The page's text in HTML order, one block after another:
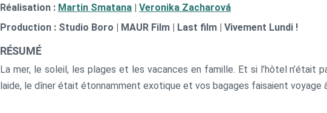
Réalisation : Martin Smatana | Veronika Zacharová
Production : Studio Boro | MAUR Film | Last film | Vivement Lundi !
RÉSUMÉ
La mer, le soleil, les plages et les vacances en famille. Et si l’hôtel n’était
laide, le dîner était étonnamment exotique et vos bagages faisaient voyage